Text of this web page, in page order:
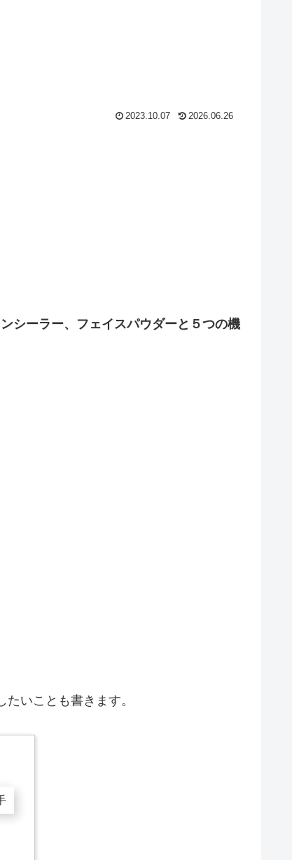
2023.10.07 2026.06.26
シーラー、フェイスパウダーと５つの機
いことも書きます。